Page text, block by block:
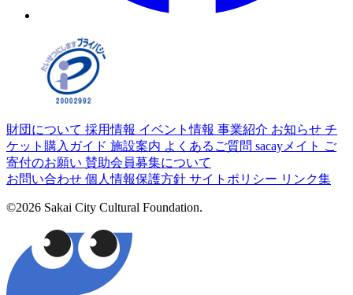
財団について 採用情報 イベント情報 事業紹介 お知らせ チ
ケット購入ガイド 施設案内 よくあるご質問 sacayメイト ご
寄付のお願い 賛助会員募集について
お問い合わせ 個人情報保護方針 サイトポリシー リンク集
©2026 Sakai City Cultural Foundation.